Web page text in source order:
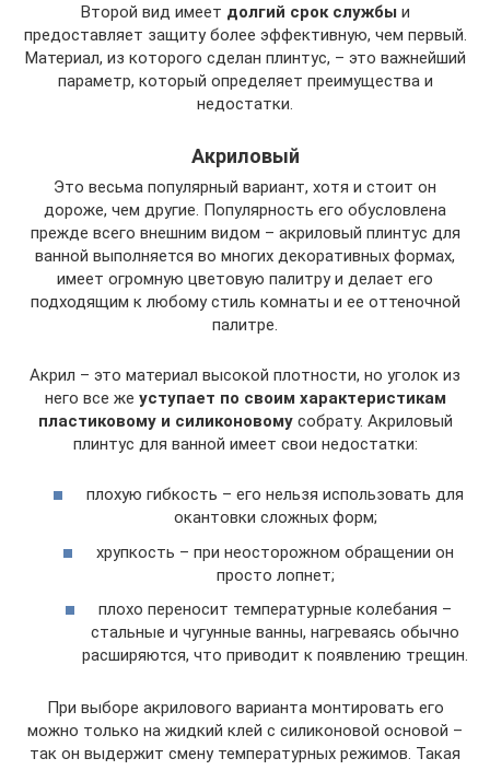
Второй вид имеет долгий срок службы и
предоставляет защиту более эффективную, чем первый.
Материал, из которого сделан плинтус, – это важнейший
параметр, который определяет преимущества и
недостатки.
Акриловый
Это весьма популярный вариант, хотя и стоит он
дороже, чем другие. Популярность его обусловлена
прежде всего внешним видом – акриловый плинтус для
ванной выполняется во многих декоративных формах,
имеет огромную цветовую палитру и делает его
подходящим к любому стиль комнаты и ее оттеночной
палитре.
Акрил – это материал высокой плотности, но уголок из
него все же уступает по своим характеристикам
пластиковому и силиконовомусобрату. Акриловый
плинтус для ванной имеет свои недостатки:
плохую гибкость – его нельзя использовать для
окантовки сложных форм;
хрупкость – при неосторожном обращении он
просто лопнет;
плохо переносит температурные колебания –
стальные и чугунные ванны, нагреваясь обычно
расширяются, что приводит к появлению трещин.
При выборе акрилового варианта монтировать его
можно только на жидкий клей с силиконовой основой –
так он выдержит смену температурных режимов. Такая